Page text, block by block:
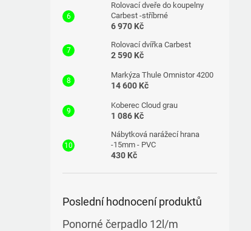
Rolovací dveře do koupelny
Carbest -stříbrné
6 970 Kč
Rolovací dvířka Carbest
2 590 Kč
Markýza Thule Omnistor 4200
14 600 Kč
Koberec Cloud grau
1 086 Kč
Nábytková narážecí hrana
-15mm - PVC
430 Kč
Poslední hodnocení produktů
Ponorné čerpadlo 12l/m